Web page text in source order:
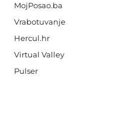
MojPosao.ba
Vrabotuvanje
Hercul.hr
Virtual Valley
Pulser